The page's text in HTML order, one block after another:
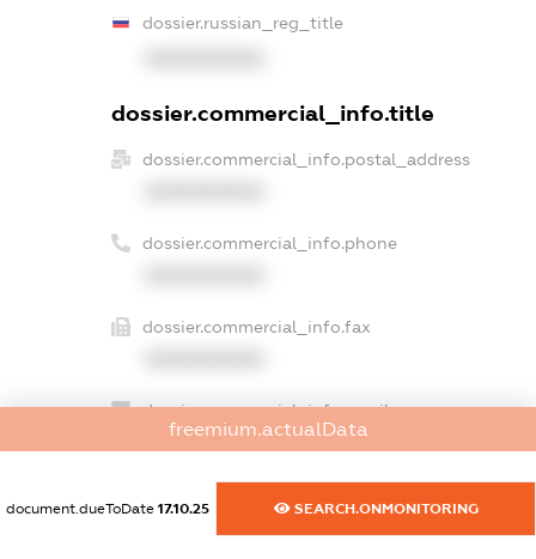
dossier.russian_reg_title
dossier.commercial_info.title
dossier.commercial_info.postal_address
dossier.commercial_info.phone
dossier.commercial_info.fax
dossier.commercial_info.email
freemium.actualData
document.dueToDate 17.10.25 SEARCH.ONMONITORING